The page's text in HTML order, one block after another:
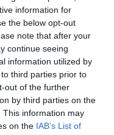
information for
the below opt-out
note that after your
continue seeing
information utilized by
third parties prior to
out of the further
by third parties on the
This information may
on the IAB’s List of